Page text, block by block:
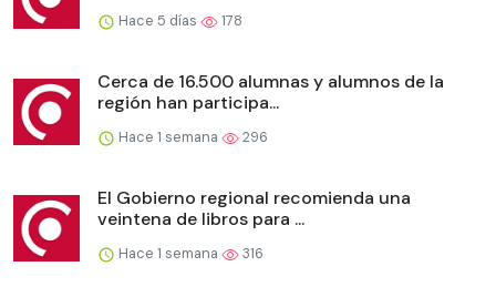
Hace 5 días 178
Cerca de 16.500 alumnas y alumnos de la
región han participa...
Hace 1 semana 296
El Gobierno regional recomienda una
veintena de libros para ...
Hace 1 semana 316